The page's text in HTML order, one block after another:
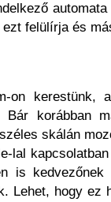
felülírja és
on kerestünk,
Bár korábban
skálán
lal
is
Lehet, hogy ez